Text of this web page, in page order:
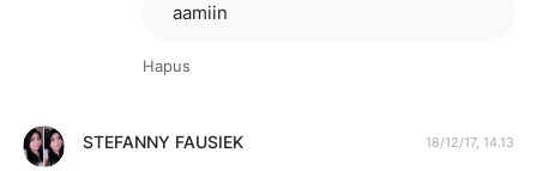
aamiin
Hapus
STEFANNY FAUSIEK 18/12/17, 14.13